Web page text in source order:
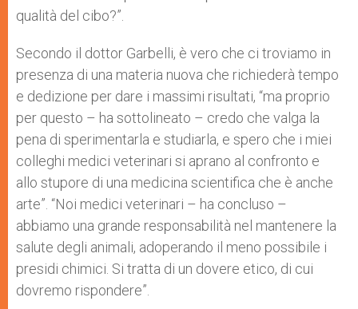
qualità del cibo?”.
Secondo il dottor Garbelli, è vero che ci troviamo in
presenza di una materia nuova che richiederà tempo
e dedizione per dare i massimi risultati, “ma proprio
per questo – ha sottolineato – credo che valga la
pena di sperimentarla e studiarla, e spero che i miei
colleghi medici veterinari si aprano al confronto e
allo stupore di una medicina scientifica che è anche
arte”. “Noi medici veterinari – ha concluso –
abbiamo una grande responsabilità nel mantenere la
salute degli animali, adoperando il meno possibile i
presidi chimici. Si tratta di un dovere etico, di cui
dovremo rispondere”.